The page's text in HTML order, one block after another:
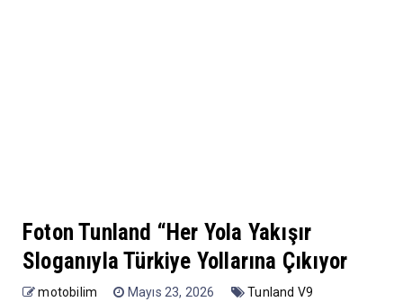
Foton Tunland “Her Yola Yakışır
Sloganıyla Türkiye Yollarına Çıkıyor
motobilim Mayıs 23, 2026 Tunland V9